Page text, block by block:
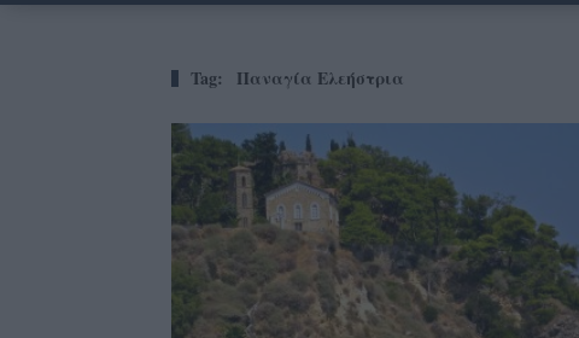
Tag: Παναγία Ελεήστρια